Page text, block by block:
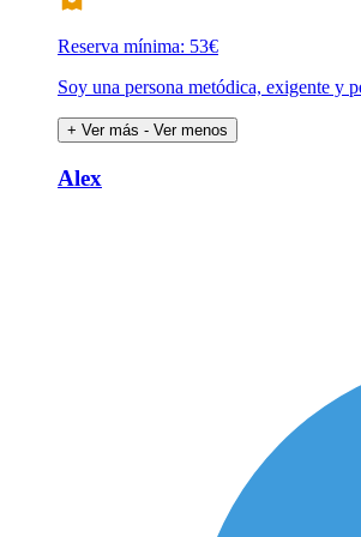
Reserva mínima: 53€
Soy una persona metódica, exigente y
+ Ver más - Ver menos
Alex